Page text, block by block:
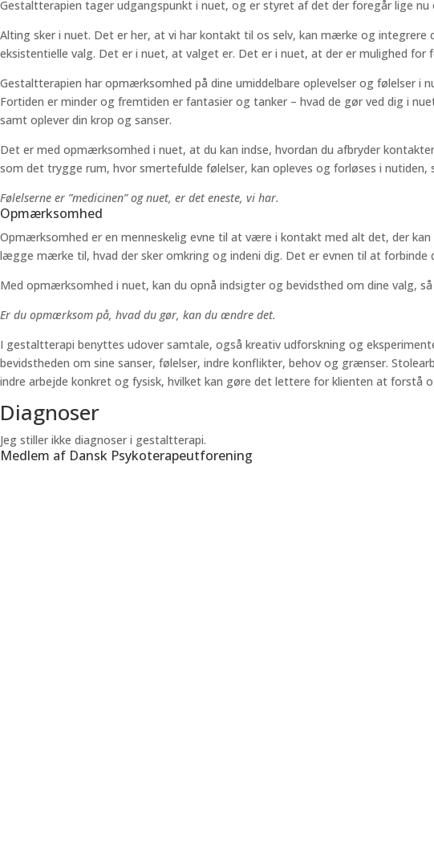
Gestaltterapien tager udgangspunkt i nuet, og er styret af det der foregår lige
Alting sker i nuet. Det er her, at vi har kontakt til os selv, kan mærke og
eksistentielle valg. Det er i nuet, at valget er. Det er i nuet, at der er mulighed for
Gestaltterapien har opmærksomhed på dine umiddelbare oplevelser og følelser
Fortiden er minder og fremtiden er fantasier og tanker – hvad de gør ved dig i
samt oplever din krop og sanser.
Det er med opmærksomhed i nuet, at du kan indse, hvordan du afbryder
som det trygge rum, hvor smertefulde følelser, kan opleves og forløses i nutiden,
Følelserne er ”medicinen” og nuet, er det eneste, vi har.
Opmærksomhed
Opmærksomhed er en menneskelig evne til at være i kontakt med alt det, der
lægge mærke til, hvad der sker omkring og indeni dig. Det er evnen til at forbinde
Med opmærksomhed i nuet, kan du opnå indsigter og bevidsthed om dine valg,
Er du opmærksom på, hvad du gør, kan du ændre det.
I gestaltterapi benyttes udover samtale, også kreativ udforskning og
bevidstheden om sine sanser, følelser, indre konflikter, behov og grænser.
indre arbejde konkret og fysisk, hvilket kan gøre det lettere for klienten at forstå
Diagnoser
Jeg stiller ikke diagnoser i gestaltterapi.
Medlem af Dansk Psykoterapeutforening